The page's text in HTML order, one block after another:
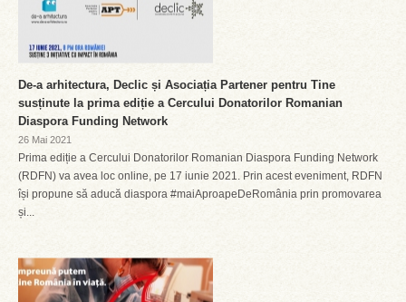
De-a arhitectura, Declic și Asociația Partener pentru Tine
susținute la prima ediție a Cercului Donatorilor Romanian
Diaspora Funding Network
26 Mai 2021
Prima ediție a Cercului Donatorilor Romanian Diaspora Funding Network
(RDFN) va avea loc online, pe 17 iunie 2021. Prin acest eveniment, RDFN
își propune să aducă diaspora #maiAproapeDeRomânia prin promovarea
și...